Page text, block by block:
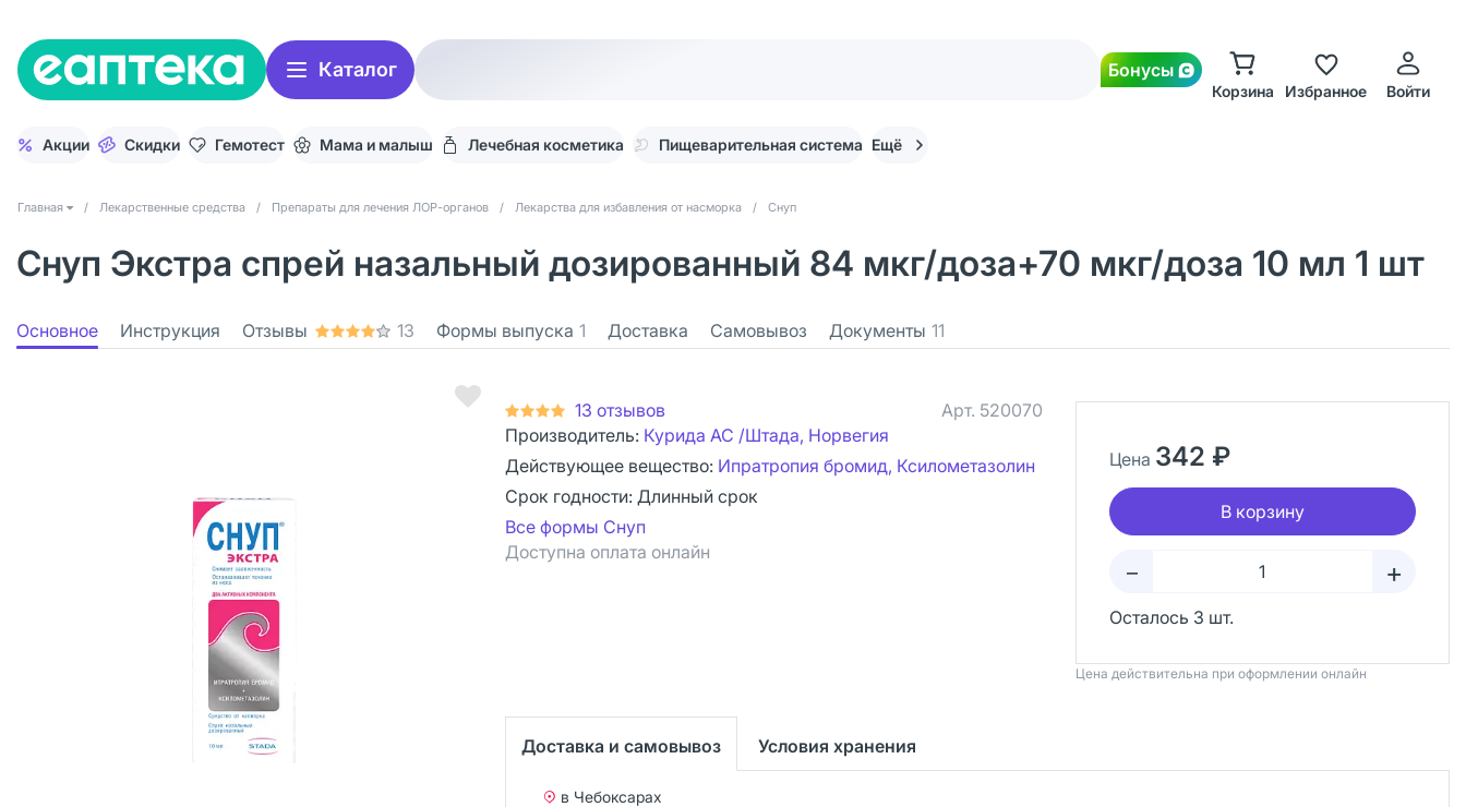
Каталог Бонусы
Корзина Избранное Войти
Акции Скидки Гемотест Мама и малыш Лечебная косметика Пищеварительная система Ещё
Главная / Лекарственные средства / Препараты для лечения ЛОР-органов / Лекарства для избавления от насморка / Снуп
Снуп Экстра спрей назальный дозированный 84 мкг/доза+70 мкг/доза 10 мл 1 шт
Основное Инструкция Отзывы 13 Формы выпуска 1 Доставка Самовывоз Документы 11
13 отзывов Арт. 520070
Производитель: Курида АС /Штада, Норвегия
Действующее вещество: Ипратропия бромид, Ксилометазолин
Срок годности: Длинный срок
Все формы Снуп
Доступна оплата онлайн
Цена 342 ₽
В корзину
– +
Осталось 3 шт.
Цена действительна при оформлении онлайн
Доставка и самовывоз Условия хранения
в Чебоксарах